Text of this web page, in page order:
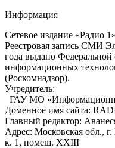
Информация
Сетевое издание «Радио
Реестровая запись СМИ
года выдано Федеральной
информационных
(Роскомнадзор).
Учредитель:
ГАУ МО
Доменное имя сайта:
Главный редактор:
Адрес: Московская обл.,
к. 1, помещ. XXIII